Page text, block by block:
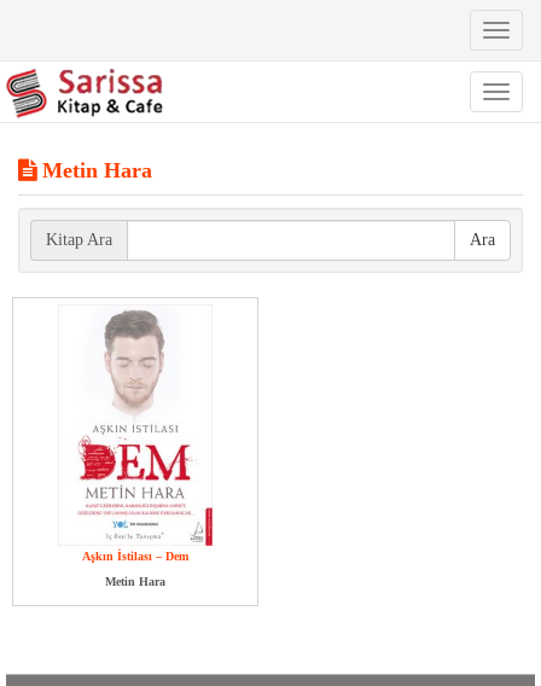
Toggle
Toggle
Metin Hara
Kitap Ara Ara
Aşkın İstilası – Dem
Metin Hara